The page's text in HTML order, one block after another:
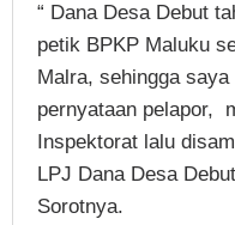
“ Dana Desa Debut
petik BPKP Maluku
Malra, sehingga
pernyataan pelapor,
Inspektorat lalu
LPJ Dana Desa
Sorotnya.